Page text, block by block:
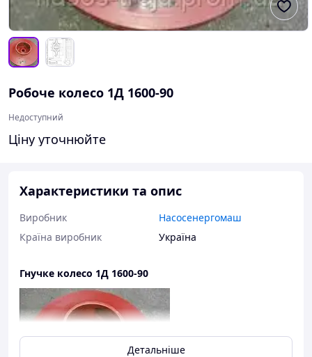
Робоче колесо 1Д 1600-90
Недоступний
Ціну уточнюйте
Характеристики та опис
Виробник
Насосенергомаш
Країна виробник
Україна
Гнучке колесо 1Д 1600-90
Детальніше